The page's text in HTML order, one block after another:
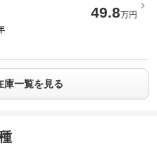
49.8万円
庫一覧を見る